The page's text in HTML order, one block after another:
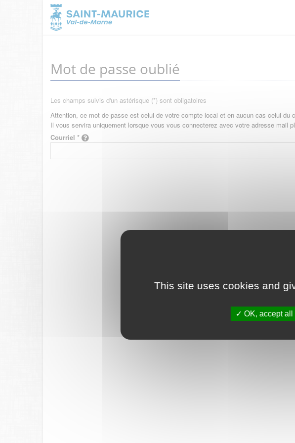
This site uses cookies and
OK, accept all
Mot de passe oublié
Les champs suivis d'un astérisque (*) sont obligatoires
Attention, ce mot de passe est celui de votre compte local et en aucun cas celui du
Il vous servira uniquement lorsque vous vous connecterez avec votre adresse mail
Courriel *